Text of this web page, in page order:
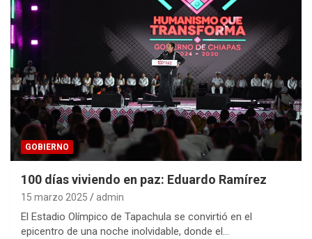
GOBIERNO
100 días viviendo en paz: Eduardo Ramírez
15 marzo 2025 admin
El Estadio Olímpico de Tapachula se convirtió en el
epicentro de una noche inolvidable, donde el…